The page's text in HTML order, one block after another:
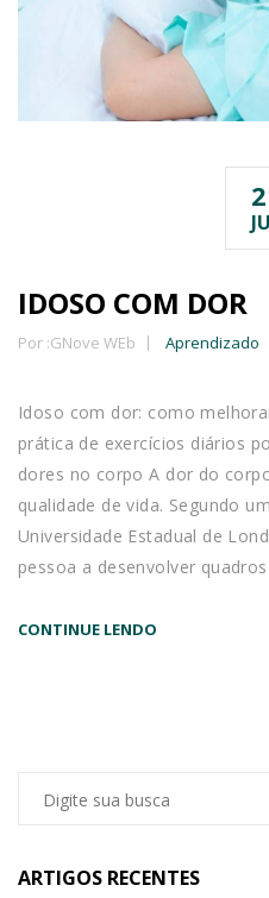
IDOSO COM DOR
Por :GNove WEb Aprendizado
Idoso com dor: como
prática de exercícios diários
dores no corpo A dor do
qualidade de vida. Segundo
Universidade Estadual de
pessoa a desenvolver
CONTINUE LENDO
ARTIGOS RECENTES